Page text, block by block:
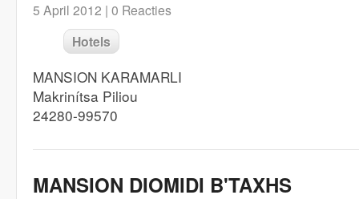
5 April 2012 | 0 Reacties
Hotels
MANSION KARAMARLI
Makrinítsa Piliou
24280-99570
MANSION DIOMIDI B'TAXHS